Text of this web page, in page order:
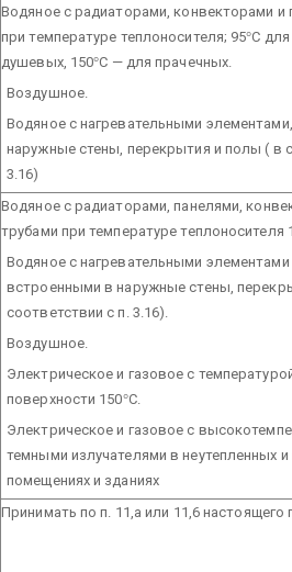
Водяное с радиаторами, конвекторами и
при температуре теплоносителя; 95°С для
душевых, 150°С — для прачечных.
Воздушное.
Водяное с нагревательными
наружные стены, перекрытия и полы ( в
3.16)
Водяное с радиаторами, панелями,
трубами при температуре теплоносителя
Водяное с нагревательными элементами
встроенными в наружные стены,
соответствии с п. 3.16).
Воздушное.
Электрическое и газовое с
поверхности 150°С.
Электрическое и газовое с
темными излучателями в неутепленных
помещениях и зданиях
Принимать по п. 11,а или 11,6 настоящего